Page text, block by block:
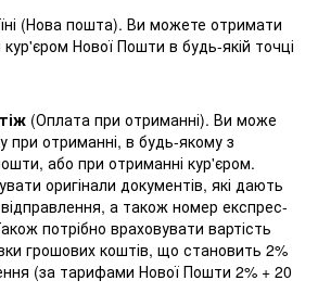
(Нова пошта). Ви можете отримати
Нової Пошти в будь-якій точці
(Оплата при отриманні). Ви може
при отриманні, в будь-якому з
або при отриманні кур'єром.
оригінали документів, які дають
а також номер експрес-
потрібно враховувати вартість
грошових коштів, що становить 2%
(за тарифами Нової Пошти 2% + 20